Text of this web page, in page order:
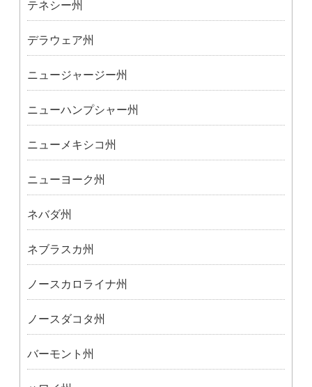
テネシー州
デラウェア州
ニュージャージー州
ニューハンプシャー州
ニューメキシコ州
ニューヨーク州
ネバダ州
ネブラスカ州
ノースカロライナ州
ノースダコタ州
バーモント州